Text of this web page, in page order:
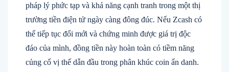
pháp lý phức tạp và khả năng cạnh tranh trong một thị
trường tiền điện tử ngày càng đông đúc. Nếu Zcash có
thể tiếp tục đổi mới và chứng minh được giá trị độc
đáo của mình, đồng tiền này hoàn toàn có tiềm năng
củng cố vị thế dẫn đầu trong phân khúc coin ẩn danh.